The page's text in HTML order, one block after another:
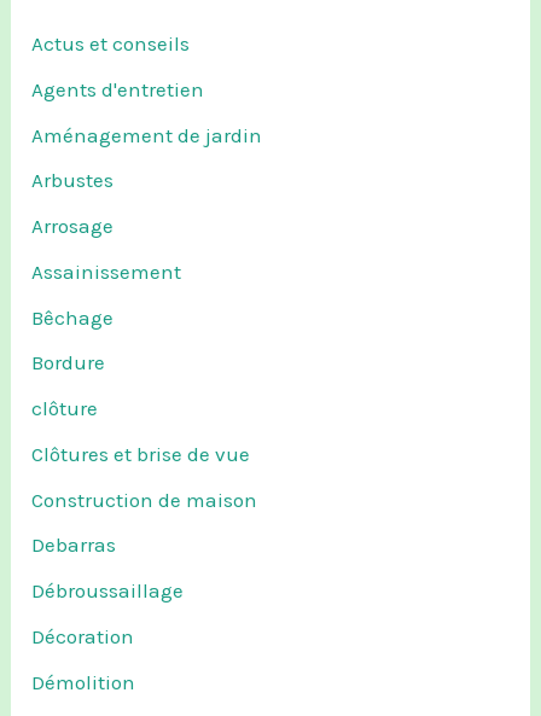
Actus et conseils
Agents d'entretien
Aménagement de jardin
Arbustes
Arrosage
Assainissement
Bêchage
Bordure
clôture
Clôtures et brise de vue
Construction de maison
Debarras
Débroussaillage
Décoration
Démolition